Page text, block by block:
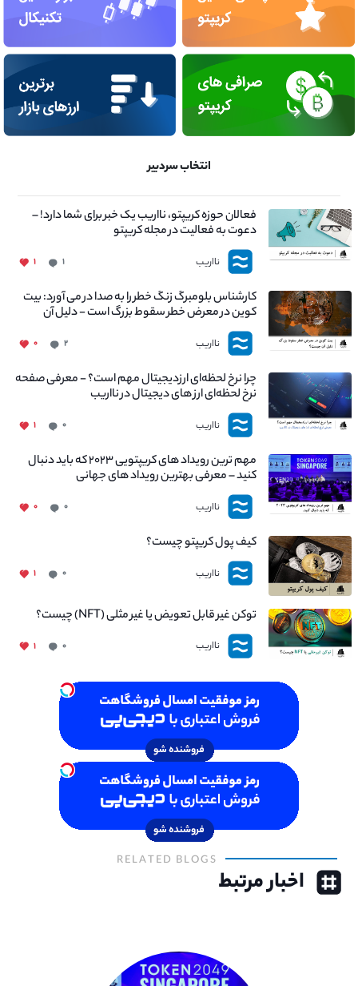
انتخاب سردبیر
فعالان حوزه کریپتو، نااریب یک خبر برای شما دارد! –
دعوت به فعالیت در مجله کریپتو
نااریب ۱ ۱
کارشناس بلومبرگ زنگ خطر را به صدا در می آورد: بیت
کوین در معرض خطر سقوط بزرگ است - دلیل آن
چیست؟
نااریب ۲ ۰
چرا نرخ لحظه‌ای ارزدیجیتال مهم است؟ - معرفی صفحه
نرخ لحظه‌ای ارز های دیجیتال در نااریب
نااریب ۰ ۱
مهم ترین رویداد های کریپتویی ۲۰۲۳ که باید دنبال
کنید – معرفی بهترین رویداد های جهانی
نااریب ۰ ۰
کیف پول کریپتو چیست؟
نااریب ۰ ۱
توکن غیر قابل تعویض یا غیر مثلی (NFT) چیست؟
نااریب ۰ ۱
RELATED BLOGS
اخبار مرتبط